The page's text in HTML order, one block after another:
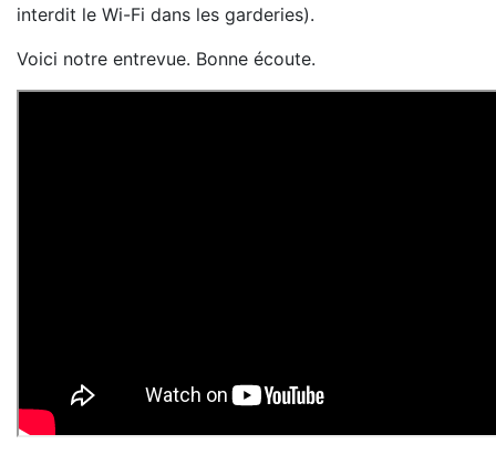
interdit le Wi-Fi dans les garderies).
Voici notre entrevue. Bonne écoute.